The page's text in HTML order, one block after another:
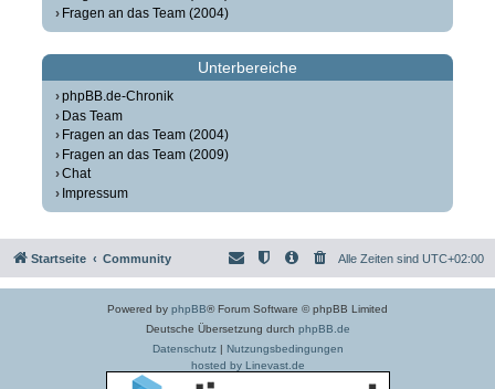
Fragen an das Team (2004)
Unterbereiche
phpBB.de-Chronik
Das Team
Fragen an das Team (2004)
Fragen an das Team (2009)
Chat
Impressum
Startseite Community Alle Zeiten sind UTC+02:00
Powered by phpBB® Forum Software © phpBB Limited
Deutsche Übersetzung durch phpBB.de
Datenschutz| Nutzungsbedingungen
hosted by Linevast.de